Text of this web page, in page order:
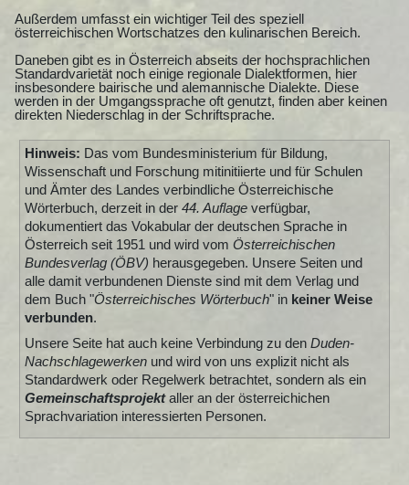
Außerdem umfasst ein wichtiger Teil des speziell
österreichischen Wortschatzes den kulinarischen Bereich.
Daneben gibt es in Österreich abseits der hochsprachlichen
Standardvarietät noch einige regionale Dialektformen, hier
insbesondere bairische und alemannische Dialekte. Diese
werden in der Umgangssprache oft genutzt, finden aber keinen
direkten Niederschlag in der Schriftsprache.
Hinweis: Das vom Bundesministerium für Bildung,
Wissenschaft und Forschung mitinitiierte und für Schulen
und Ämter des Landes verbindliche Österreichische
Wörterbuch, derzeit in der 44. Auflageverfügbar,
dokumentiert das Vokabular der deutschen Sprache in
Österreich seit 1951 und wird vom Österreichischen
Bundesverlag (ÖBV) herausgegeben. Unsere Seiten und
alle damit verbundenen Dienste sind mit dem Verlag und
dem Buch "Österreichisches Wörterbuch" in keiner Weise
verbunden.
Unsere Seite hat auch keine Verbindung zu den Duden-
Nachschlagewerkenund wird von uns explizit nicht als
Standardwerk oder Regelwerk betrachtet, sondern als ein
Gemeinschaftsprojektaller an der österreichichen
Sprachvariation interessierten Personen.